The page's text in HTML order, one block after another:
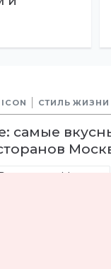
ICON СТИЛЬ ЖИЗНИ
самые
Рестораны Москвы